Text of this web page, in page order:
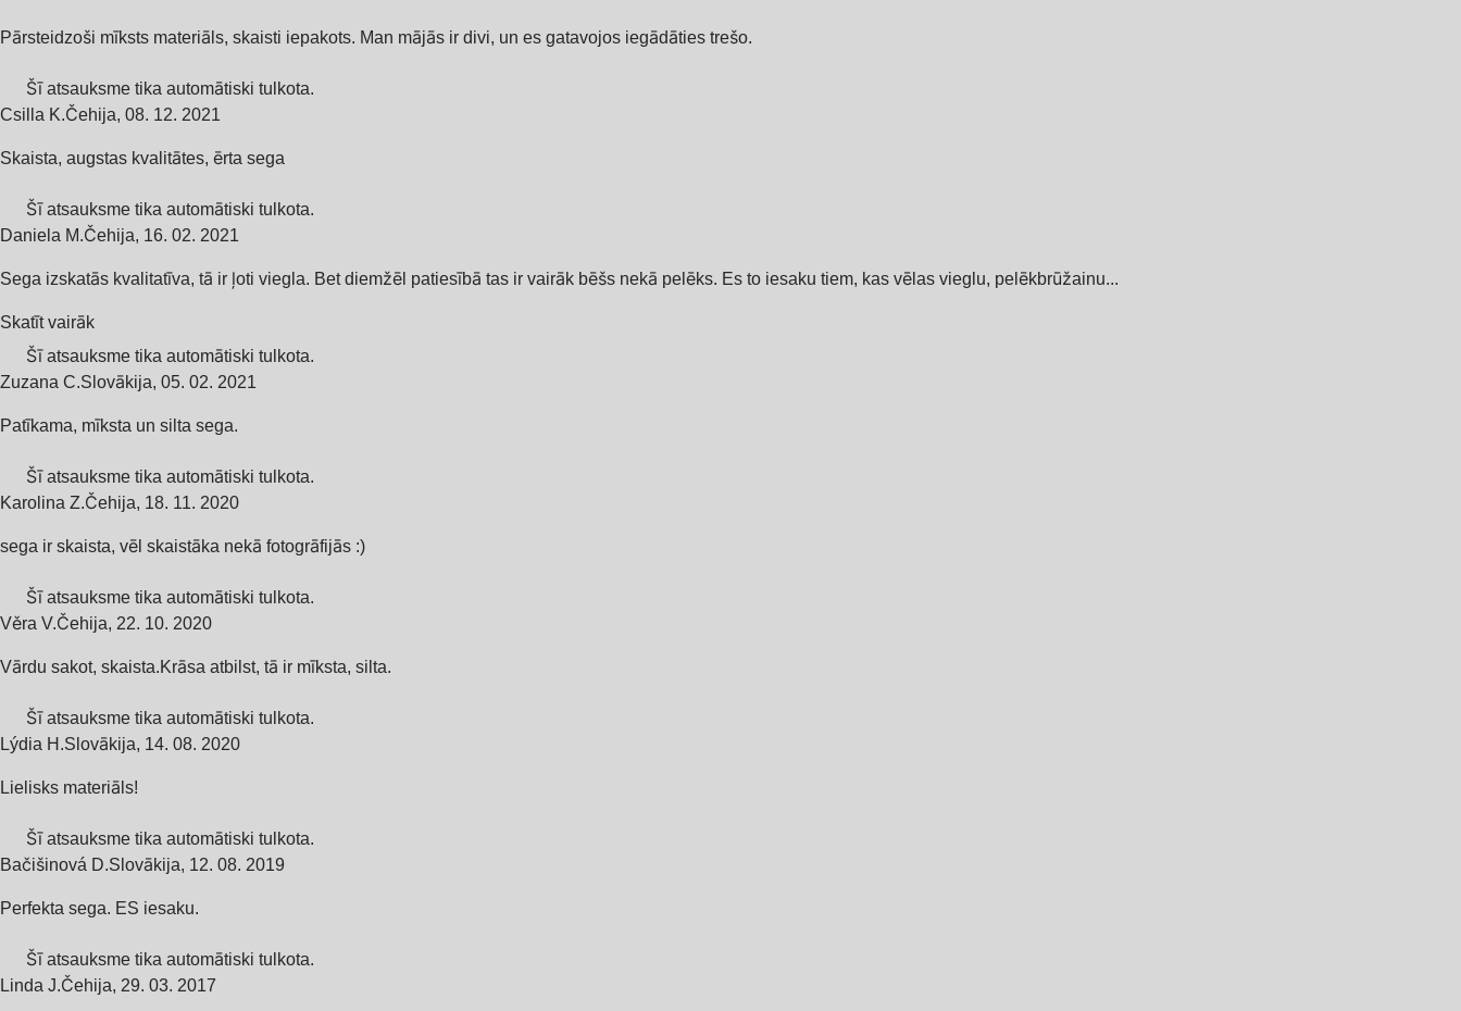
Pārsteidzoši mīksts materiāls, skaisti iepakots. Man mājās ir divi, un es gatavojos iegādāties trešo.
Šī atsauksme tika automātiski tulkota.
Csilla K.Čehija, 08. 12. 2021
Skaista, augstas kvalitātes, ērta sega
Šī atsauksme tika automātiski tulkota.
Daniela M.Čehija, 16. 02. 2021
Sega izskatās kvalitatīva, tā ir ļoti viegla. Bet diemžēl patiesībā tas ir vairāk bēšs nekā pelēks. Es to iesaku tiem, kas vēlas vieglu, pelēkbrūžainu...
Skatīt vairāk
Šī atsauksme tika automātiski tulkota.
Zuzana C.Slovākija, 05. 02. 2021
Patīkama, mīksta un silta sega.
Šī atsauksme tika automātiski tulkota.
Karolina Z.Čehija, 18. 11. 2020
sega ir skaista, vēl skaistāka nekā fotogrāfijās :)
Šī atsauksme tika automātiski tulkota.
Věra V.Čehija, 22. 10. 2020
Vārdu sakot, skaista.Krāsa atbilst, tā ir mīksta, silta.
Šī atsauksme tika automātiski tulkota.
Lýdia H.Slovākija, 14. 08. 2020
Lielisks materiāls!
Šī atsauksme tika automātiski tulkota.
Bačišinová D.Slovākija, 12. 08. 2019
Perfekta sega. ES iesaku.
Šī atsauksme tika automātiski tulkota.
Linda J.Čehija, 29. 03. 2017